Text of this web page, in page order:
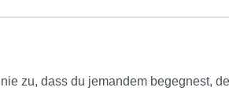
zu, dass du jemandem begegnest,